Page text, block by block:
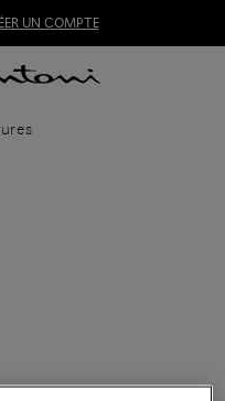
UN COMPTE